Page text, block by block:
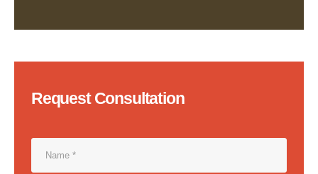
Request Consultation